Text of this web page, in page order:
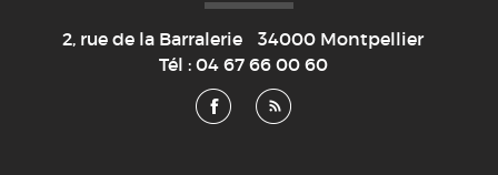
2, rue de la Barralerie 34000 Montpellier
Tél : 04 67 66 00 60